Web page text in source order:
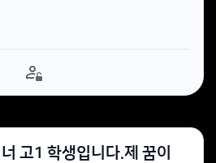
고1 학생입니다.제 꿈이